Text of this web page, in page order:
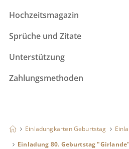
Hochzeitsmagazin
Sprüche und Zitate
Unterstützung
Zahlungsmethoden
Einladungkarten Geburtstag
Einladung 80. Geburtstag